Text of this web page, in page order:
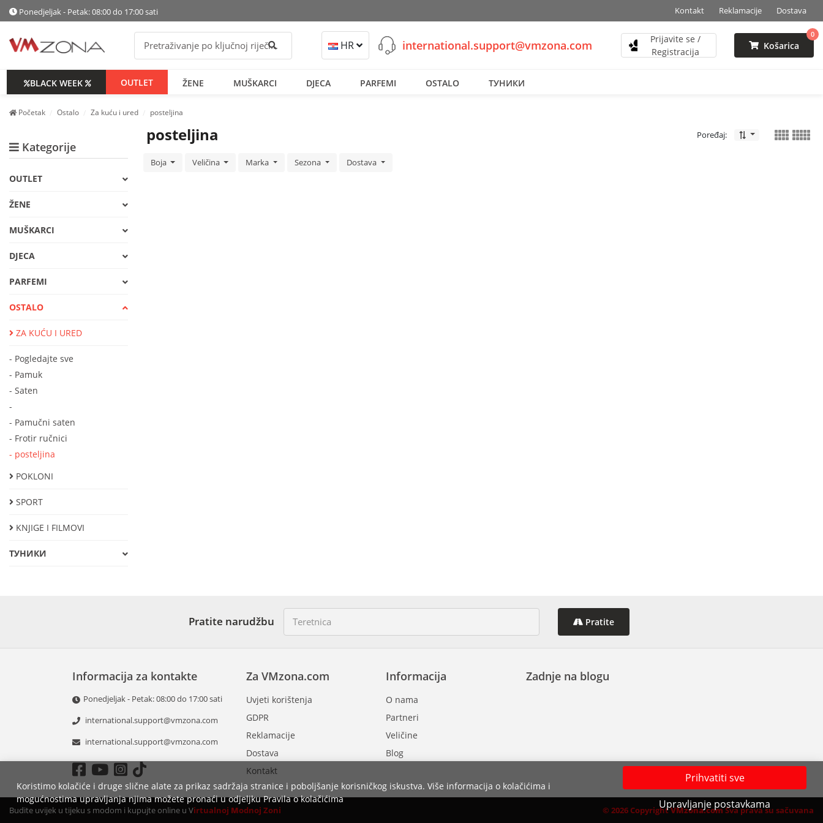
Ponedjeljak - Petak: 08:00 do 17:00 sati Kontakt Reklamacije Dostava
Pretraži HR international.support@vmzona.com
Prijavite se /
Registracija
Košarica
0
BLACK WEEK OUTLET ŽENE MUŠKARCI DJECA PARFEMI OSTALO ТУНИКИ
Početak Ostalo Za kuću i ured posteljina
Kategorije
OUTLET
ŽENE
MUŠKARCI
DJECA
PARFEMI
OSTALO
ZA KUĆU I URED
- Pogledajte sve
- Pamuk
- Saten
-
- Pamučni saten
- Frotir ručnici
- posteljina
POKLONI
SPORT
KNJIGE I FILMOVI
ТУНИКИ
posteljina Poređaj:
Boja Veličina Marka Sezona Dostava
Koristimo kolačiće i druge slične alate za prikaz sadržaja stranice i poboljšanje korisničkog iskustva. Više informacija o kolačićima i
mogućnostima upravljanja njima možete pronaći u odjeljku Pravila o kolačićima
Prihvatiti sve
Upravljanje postavkama
Pratite narudžbu Pratite
Informacija za kontakte
Ponedjeljak - Petak: 08:00 do 17:00 sati
international.support@vmzona.com
international.support@vmzona.com
Informacija
O nama
Partneri
Veličine
Blog
Za VMzona.com
Uvjeti korištenja
GDPR
Reklamacije
Dostava
Kontakt
Zadnje na blogu
Budite uvijek u tijeku s modom i kupujte online u Virtualnoj Modnoj Zoni © 2026 CopyrightVMzona.comSva prava su sačuvana